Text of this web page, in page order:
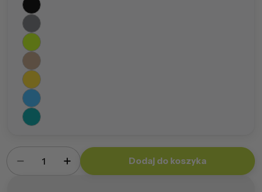
Ilość
Zmniejsz ilość dla Worek Giga Sako Ekoskóra
Zwiększ ilość dla Worek Giga Sako
Dodaj do koszyka